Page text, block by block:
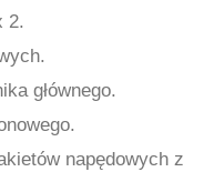
2.
głównego.
napędowych z